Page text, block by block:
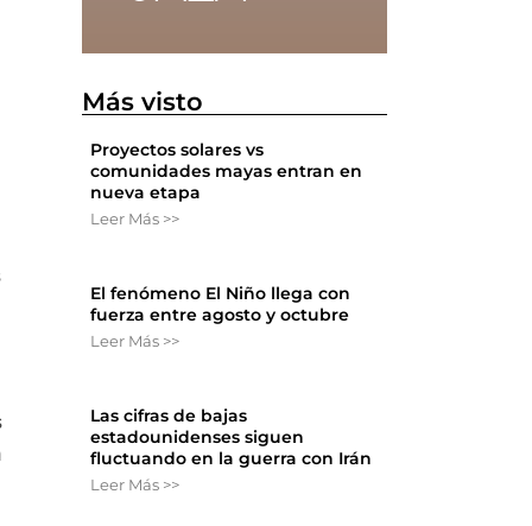
Más visto
Proyectos solares vs
comunidades mayas entran en
nueva etapa
Leer Más >>
El fenómeno El Niño llega con
fuerza entre agosto y octubre
Leer Más >>
Las cifras de bajas
estadounidenses siguen
fluctuando en la guerra con Irán
Leer Más >>